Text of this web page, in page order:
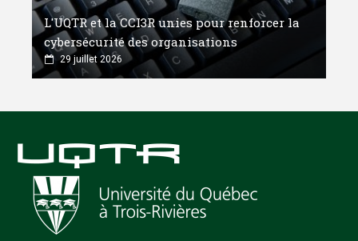
L'UQTR et la CCI3R unies pour renforcer la
cybersécurité des organisations
29 juillet 2026